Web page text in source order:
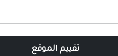
تقييم الموقع